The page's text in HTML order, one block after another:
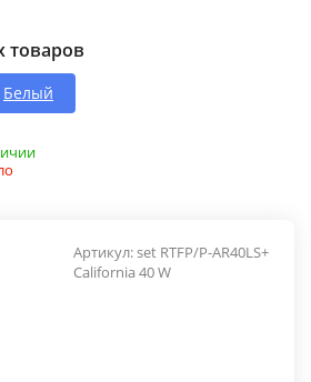
товаров
Белый
Артикул:set RTFP/P-AR40LS+
California 40 W